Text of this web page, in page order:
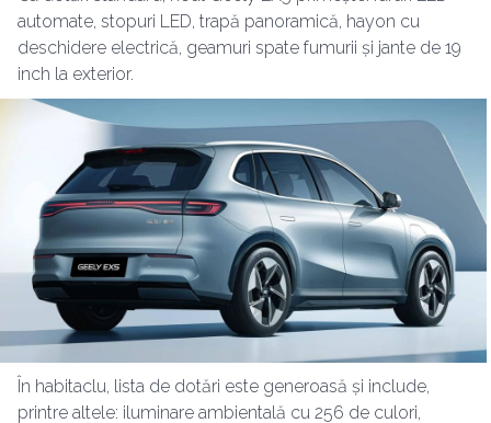
automate, stopuri LED, trapă panoramică, hayon cu
deschidere electrică, geamuri spate fumurii și jante de 19
inch la exterior.
În habitaclu, lista de dotări este generoasă și include,
printre altele: iluminare ambientală cu 256 de culori,